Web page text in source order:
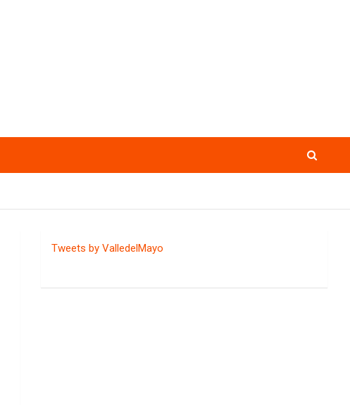
Tweets by ValledelMayo